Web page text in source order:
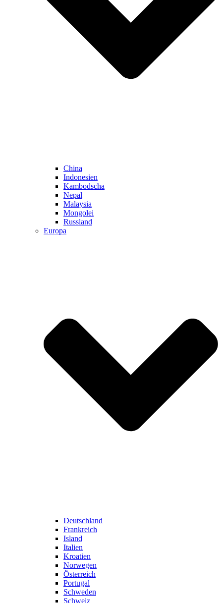
China
Indonesien
Kambodscha
Nepal
Malaysia
Mongolei
Russland
Europa
Deutschland
Frankreich
Island
Italien
Kroatien
Norwegen
Österreich
Portugal
Schweden
Schweiz